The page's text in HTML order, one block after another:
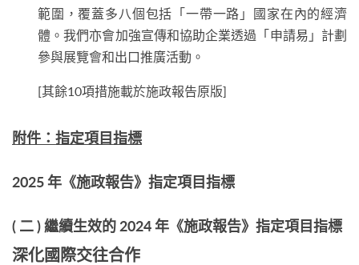
範圍，覆蓋多八個包括「一帶一路」國家在內的經濟
體。我們亦會加強宣傳和協助企業透過「申請易」計劃
參與展覽會和出口推廣活動。
[其餘10項措施載於施政報告原版]
附件：指定項目指標
2025 年《施政報告》指定項目指標
( 二 ) 繼續生效的 2024 年《施政報告》指定項目指標
深化國際交往合作